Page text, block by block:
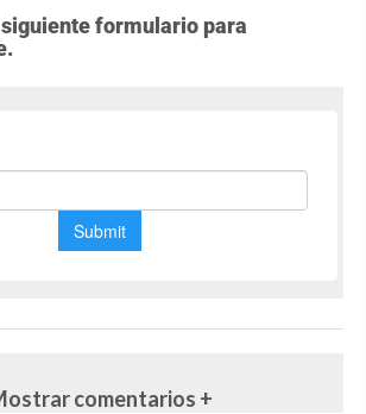
formulario para
comentarios +